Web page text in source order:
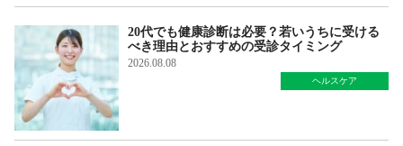
20代でも健康診断は必要？若いうちに受ける
べき理由とおすすめの受診タイミング
2026.08.08
ヘルスケア